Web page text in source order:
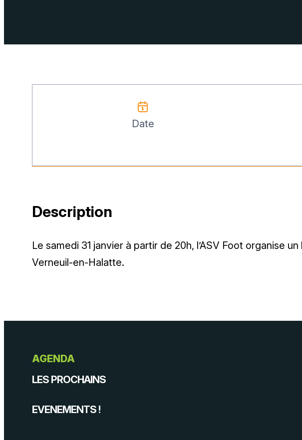
Date
Description
Le samedi 31 janvier à partir de 20h, l’ASV Foot organise
Verneuil-en-Halatte.
AGENDA
LES PROCHAINS
EVENEMENTS !